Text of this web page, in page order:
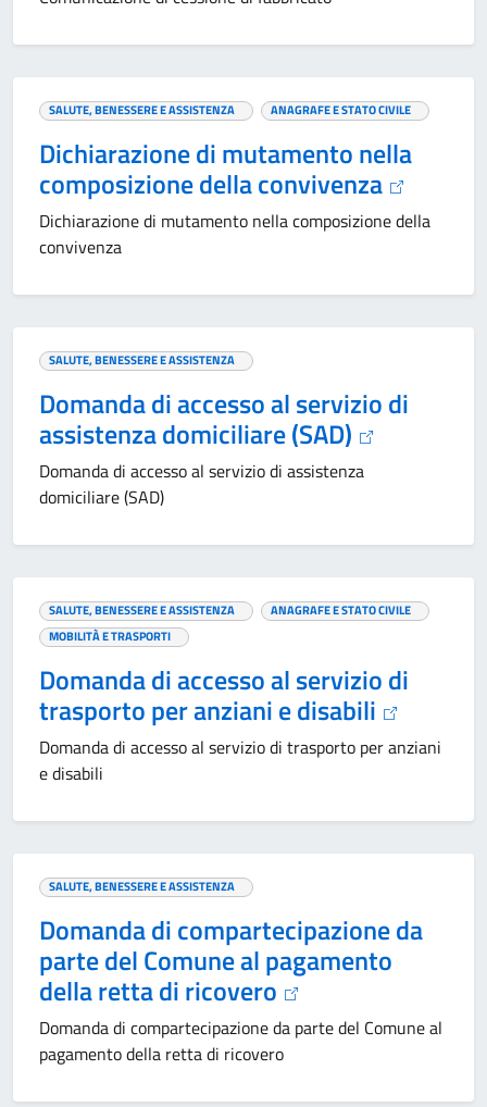
SALUTE, BENESSERE E ASSISTENZA ANAGRAFE E STATO CIVILE
Dichiarazione di mutamento nella
composizione della convivenza
Dichiarazione di mutamento nella composizione della
convivenza
SALUTE, BENESSERE E ASSISTENZA
Domanda di accesso al servizio di
assistenza domiciliare (SAD)
Domanda di accesso al servizio di assistenza
domiciliare (SAD)
SALUTE, BENESSERE E ASSISTENZA
ANAGRAFE E STATO CIVILE
MOBILITÀ E TRASPORTI
Domanda di accesso al servizio di
trasporto per anziani e disabili
Domanda di accesso al servizio di trasporto per anziani
e disabili
SALUTE, BENESSERE E ASSISTENZA
Domanda di compartecipazione da
parte del Comune al pagamento
della retta di ricovero
Domanda di compartecipazione da parte del Comune al
pagamento della retta di ricovero